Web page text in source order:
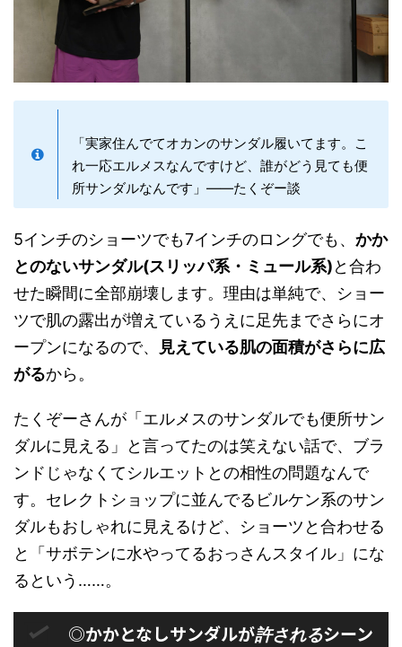
「実家住んでてオカンのサンダル履いてます。こ
れ一応エルメスなんですけど、誰がどう見ても便
所サンダルなんです」——たくぞー談
5インチのショーツでも7インチのロングでも、 かか
とのないサンダル(スリッパ系・ミュール系)と合わ
せた瞬間に全部崩壊します。理由は単純で、ショー
ツで肌の露出が増えているうえに足先までさらにオ
ープンになるので、
見えている肌の面積がさらに広
がるから。
たくぞーさんが「エルメスのサンダルでも便所サン
ダルに見える」と言ってたのは笑えない話で、ブラ
ンドじゃなくてシルエットとの相性の問題なんで
す。セレクトショップに並んでるビルケン系のサン
ダルもおしゃれに見えるけど、ショーツと合わせる
と「サボテンに水やってるおっさんスタイル」にな
るという……。
◎かかとなしサンダルが許されるシーン